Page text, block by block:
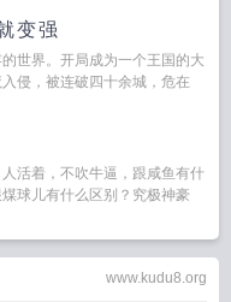
变强
世界。开局成为一个王国的大
侵，被连破四十余城，危在
活着，不吹牛逼，跟咸鱼有什
球儿有什么区别？究极神豪
www.kudu8.org